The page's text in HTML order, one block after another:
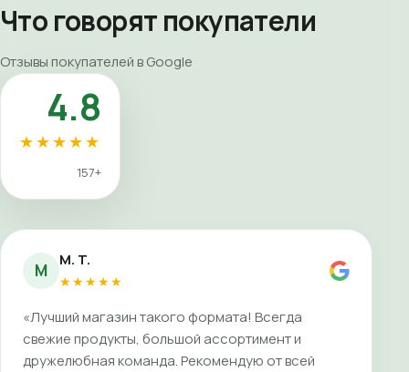
Что говорят покупатели
Отзывы покупателей в Google
4.8
★★★★★
157+
M M. T.
★★★★★
«Лучший магазин такого формата! Всегда
свежие продукты, большой ассортимент и
дружелюбная команда. Рекомендую от всей